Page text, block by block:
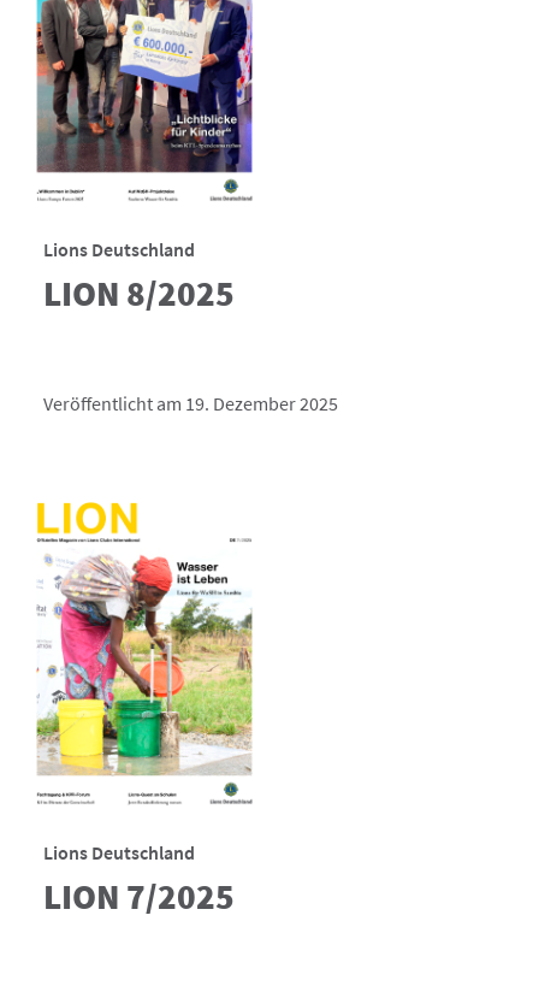
Lions Deutschland
LION 8/2025
Veröffentlicht am 19. Dezember 2025
Lions Deutschland
LION 7/2025